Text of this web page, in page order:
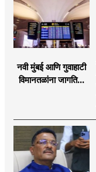
नवी मुंबई आणि गुवाहाटी
विमानतळांना जागतिक